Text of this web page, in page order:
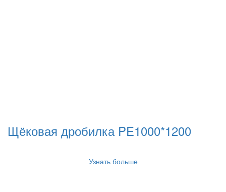
Щёковая дробилка PE1000*1200
Узнать больше